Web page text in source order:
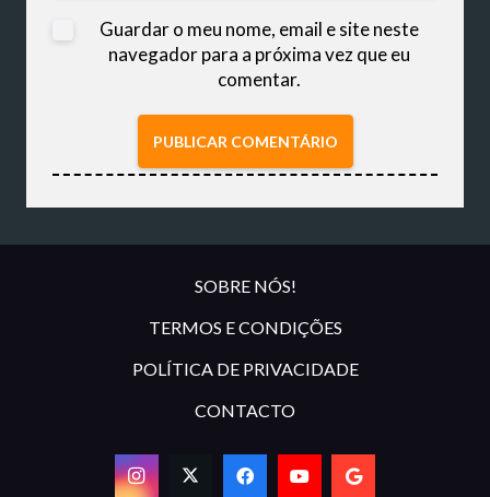
Guardar o meu nome, email e site neste
navegador para a próxima vez que eu
comentar.
PUBLICAR COMENTÁRIO
SOBRE NÓS!
TERMOS E CONDIÇÕES
POLÍTICA DE PRIVACIDADE
CONTACTO